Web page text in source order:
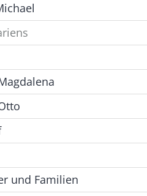
und Familien